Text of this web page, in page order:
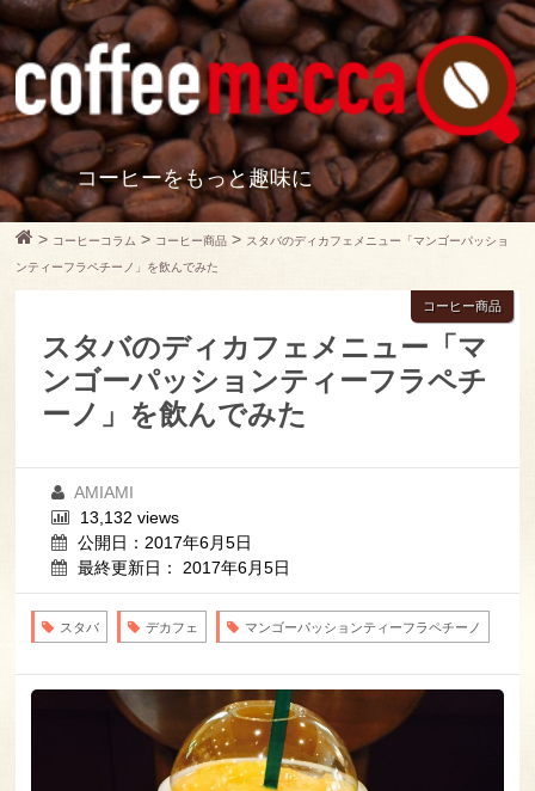
コーヒーをもっと趣味に
> コーヒーコラム > コーヒー商品 > スタバのディカフェメニュー「マンゴーパッショ
ンティーフラペチーノ」を飲んでみた
スタバのディカフェメニュー「マ
ンゴーパッションティーフラペチ
ーノ」を飲んでみた
コーヒー商品
AMIAMI
13,132 views
公開日：2017年6月5日
最終更新日： 2017年6月5日
スタバ デカフェ マンゴーパッションティーフラペチーノ